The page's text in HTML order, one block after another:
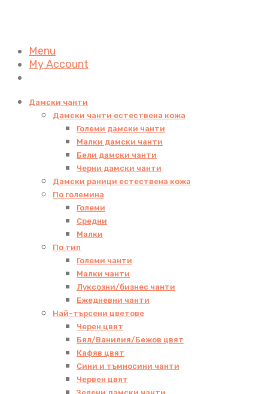
Menu
My Account
Дамски чанти
Дамски чанти естествена кожа
Големи дамски чанти
Малки дамски чанти
Бели дамски чанти
Черни дамски чанти
Дамски раници естествена кожа
По големина
Големи
Средни
Малки
По тип
Големи чанти
Малки чанти
Луксозни/бизнес чанти
Ежедневни чанти
Най-търсени цветове
Черен цвят
Бял/Ванилия/Бежов цвят
Кафяв цвят
Сини и тъмносини чанти
Червен цвят